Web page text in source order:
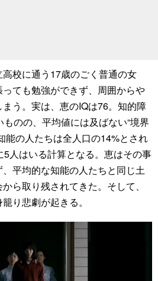
校に通う17歳のごく普通の女
ても勉強ができず、周囲からや
う。実は、恵のIQは76。知的障
のの、平均値には及ばない“境界
能の人たちは全人口の14%とされ
人はいる計算となる。恵はその事
平均的な知能の人たちと同じ土
ら取り残されてきた。そして、
り悲劇が起きる。